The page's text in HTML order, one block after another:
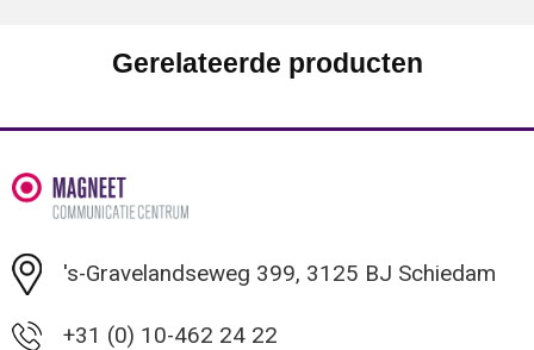
Gerelateerde producten
's-Gravelandseweg 399, 3125 BJ Schiedam
+31 (0) 10-462 24 22